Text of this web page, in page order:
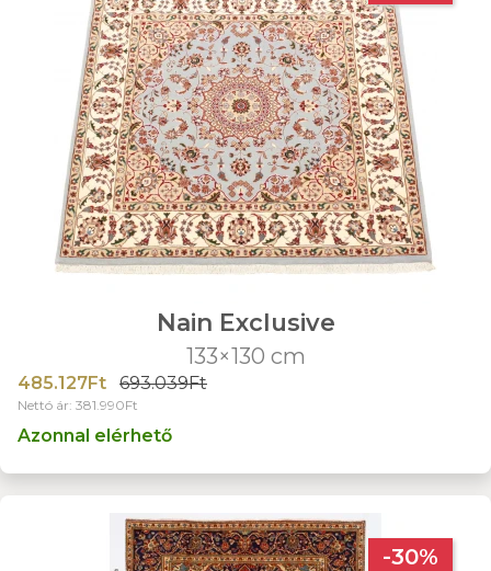
Nain Exclusive
133×130 cm
485.127Ft 693.039Ft
Nettó ár: 381.990Ft
Azonnal elérhető
-30%